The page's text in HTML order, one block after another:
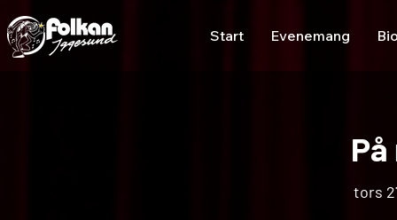
Start Evenemang
tors